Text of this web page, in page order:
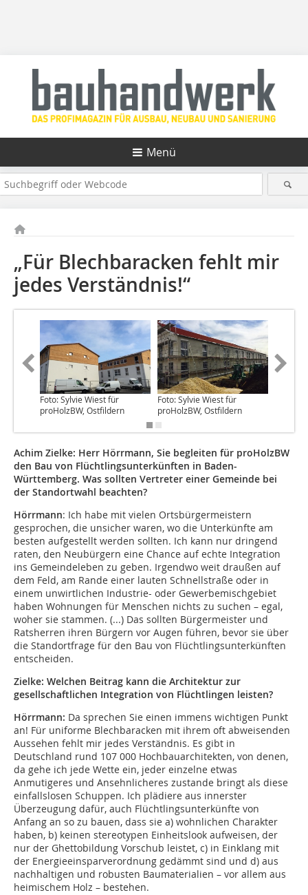
Menü
„Für Blechbaracken fehlt mir
jedes Verständnis!“
Foto: Sylvie Wiest für
proHolzBW, Ostfildern
Foto: Sylvie Wiest für
proHolzBW, Ostfildern
Achim Zielke: Herr Hörrmann, Sie begleiten für proHolzBW
den Bau von Flüchtlingsunterkünften in Baden-
Württemberg. Was sollten Vertreter einer Gemeinde bei
der Standortwahl beachten?
Hörrmann: Ich habe mit vielen Ortsbürgermeistern
gesprochen, die unsicher waren, wo die Unterkünfte am
besten aufgestellt werden sollten. Ich kann nur dringend
raten, den Neubürgern eine Chance auf echte Integration
ins Gemeindeleben zu geben. Irgendwo weit draußen auf
dem Feld, am Rande einer lauten Schnellstraße oder in
einem unwirtlichen Industrie- oder Gewerbemischgebiet
haben Wohnungen für Menschen nichts zu suchen – egal,
woher sie stammen. (...) Das sollten Bürgermeister und
Ratsherren ihren Bürgern vor Augen führen, bevor sie über
die Standortfrage für den Bau von Flüchtlingsunterkünften
entscheiden.
Zielke: Welchen Beitrag kann die Architektur zur
gesellschaftlichen Integration von Flüchtlingen leisten?
Hörrmann: Da sprechen Sie einen immens wichtigen Punkt
an! Für uniforme Blechbaracken mit ihrem oft abweisenden
Aussehen fehlt mir jedes Verständnis. Es gibt in
Deutschland rund 107 000 Hochbauarchitekten, von denen,
da gehe ich jede Wette ein, jeder einzelne etwas
Anmutigeres und Ansehnlicheres zustande bringt als diese
einfallslosen Schuppen. Ich plädiere aus innerster
Überzeugung dafür, auch Flüchtlingsunterkünfte von
Anfang an so zu bauen, dass sie a) wohnlichen Charakter
haben, b) keinen stereotypen Einheitslook aufweisen, der
nur der Ghettobildung Vorschub leistet, c) in Einklang mit
der Energieeinsparverordnung gedämmt sind und d) aus
nachhaltigen und robusten Baumaterialien – vor allem aus
heimischem Holz – bestehen.